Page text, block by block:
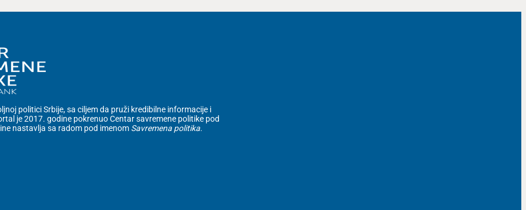
politici Srbije, sa ciljem da pruži kredibilne informacije i
je 2017. godine pokrenuo Centar savremene politike pod
nastavlja sa radom pod imenom Savremena politika.